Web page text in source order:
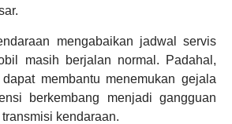
mengabaikan jadwal servis
masih berjalan normal. Padahal,
membantu menemukan gejala
berkembang menjadi gangguan
kendaraan.